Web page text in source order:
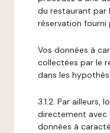
du restaurant par
réservation fourni
Vos données à
collectées par le
dans les
3.1.2. Par ailleurs,
directement avec
données à